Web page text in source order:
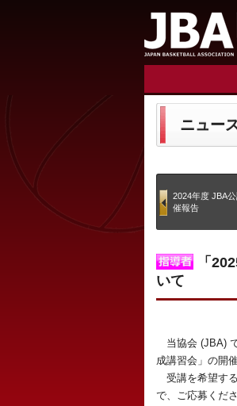
ニュー
2024年度 JBA
催報告
「
いて
当協会 (JBA)
成講習会」の開
受講を希望す
で、ご応募くださ